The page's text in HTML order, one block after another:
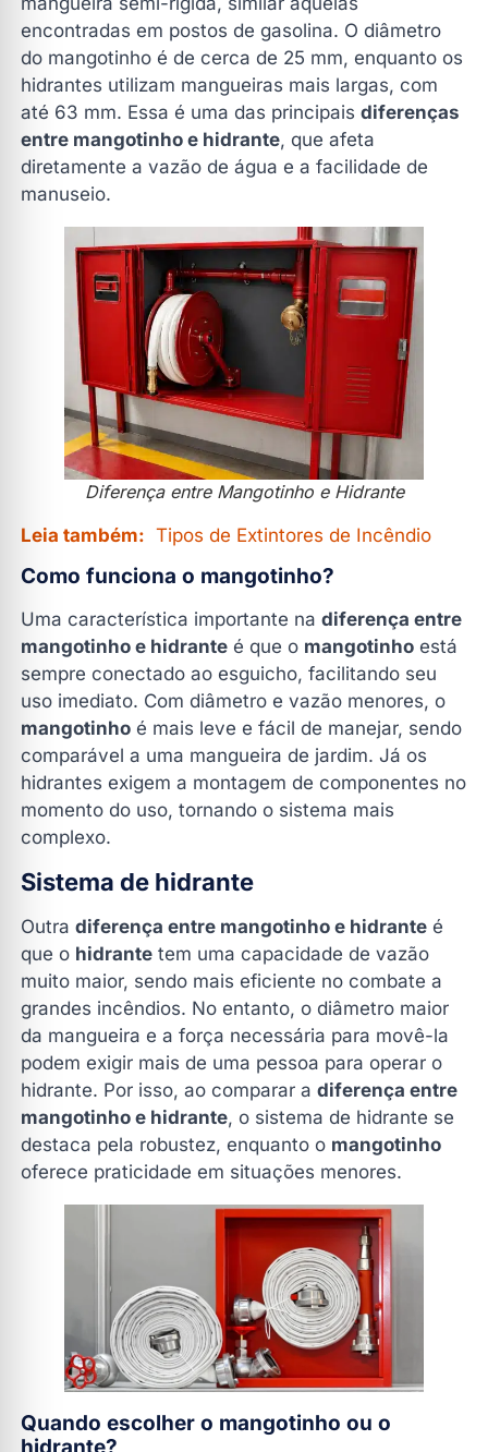
encontradas em postos de gasolina. O diâmetro
do mangotinho é de cerca de 25 mm, enquanto os
hidrantes utilizam mangueiras mais largas, com
até 63 mm. Essa é uma das principais diferenças
entre mangotinho e hidrante, que afeta
diretamente a vazão de água e a facilidade de
manuseio.
Diferença entre Mangotinho e Hidrante
Leia também: Tipos de Extintores de Incêndio
Como funciona o mangotinho?
Uma característica importante na diferença entre
mangotinho e hidrante é que o mangotinho está
sempre conectado ao esguicho, facilitando seu
uso imediato. Com diâmetro e vazão menores, o
mangotinho é mais leve e fácil de manejar, sendo
comparável a uma mangueira de jardim. Já os
hidrantes exigem a montagem de componentes no
momento do uso, tornando o sistema mais
complexo.
Sistema de hidrante
Outra diferença entre mangotinho e hidrante é
que o hidrante tem uma capacidade de vazão
muito maior, sendo mais eficiente no combate a
grandes incêndios. No entanto, o diâmetro maior
da mangueira e a força necessária para movê-la
podem exigir mais de uma pessoa para operar o
hidrante. Por isso, ao comparar a diferença entre
mangotinho e hidrante, o sistema de hidrante se
destaca pela robustez, enquanto o mangotinho
oferece praticidade em situações menores.
Quando escolher o mangotinho ou o
hidrante?